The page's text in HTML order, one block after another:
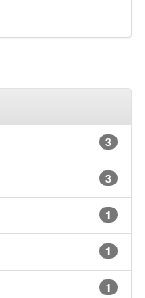
3
3
1
1
1